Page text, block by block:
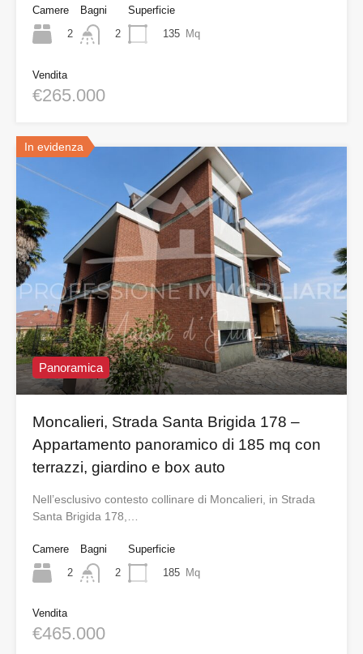
Camere
2
Bagni
2
Superficie
135 Mq
Vendita
€265.000
In evidenza
Panoramica
Moncalieri, Strada Santa Brigida 178 –
Appartamento panoramico di 185 mq con
terrazzi, giardino e box auto
Nell’esclusivo contesto collinare di Moncalieri, in Strada
Santa Brigida 178,…
Camere
2
Bagni
2
Superficie
185 Mq
Vendita
€465.000